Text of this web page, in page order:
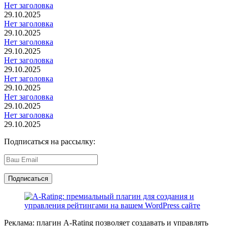
Нет заголовка
29.10.2025
Нет заголовка
29.10.2025
Нет заголовка
29.10.2025
Нет заголовка
29.10.2025
Нет заголовка
29.10.2025
Нет заголовка
29.10.2025
Нет заголовка
29.10.2025
Подписаться на рассылку:
Реклама: плагин A-Rating позволяет создавать и управлять